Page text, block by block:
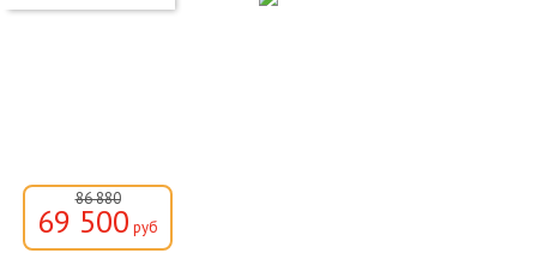
86 880
69 500 руб